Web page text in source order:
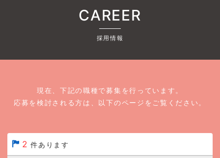
CAREER
採用情報
現在、下記の職種で募集を行っています。
応募を検討される方は、以下のページをご覧ください。
2 件あります